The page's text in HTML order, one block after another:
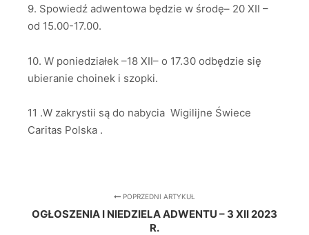
9. Spowiedź adwentowa będzie w środę– 20 XII –
od 15.00-17.00.
10. W poniedziałek –18 XII– o 17.30 odbędzie się
ubieranie choinek i szopki.
11 .W zakrystii są do nabycia Wigilijne Świece
Caritas Polska .
POPRZEDNI ARTYKUŁ
OGŁOSZENIA I NIEDZIELA ADWENTU – 3 XII 2023
R.